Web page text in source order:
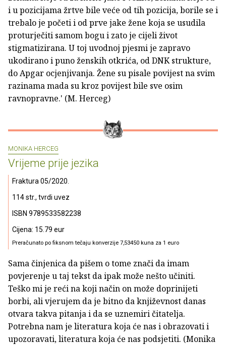
i u pozicijama žrtve bile veće od tih pozicija, borile se i
trebalo je početi i od prve jake žene koja se usudila
proturječiti samom bogu i zato je cijeli život
stigmatizirana. U toj uvodnoj pjesmi je zapravo
ukodirano i puno ženskih otkrića, od DNK strukture,
do Apgar ocjenjivanja. Žene su pisale povijest na svim
razinama mada su kroz povijest bile sve osim
ravnopravne.' (M. Herceg)
MONIKA HERCEG
Vrijeme prije jezika
Fraktura 05/2020.
114 str., tvrdi uvez
ISBN 9789533582238
Cijena: 15.79 eur
Preračunato po fiksnom tečaju konverzije 7,53450 kuna za 1 euro
Sama činjenica da pišem o tome znači da imam
povjerenje u taj tekst da ipak može nešto učiniti.
Teško mi je reći na koji način on može doprinijeti
borbi, ali vjerujem da je bitno da književnost danas
otvara takva pitanja i da se uznemiri čitatelja.
Potrebna nam je literatura koja će nas i obrazovati i
upozoravati, literatura koja će nas podsjetiti. (Monika